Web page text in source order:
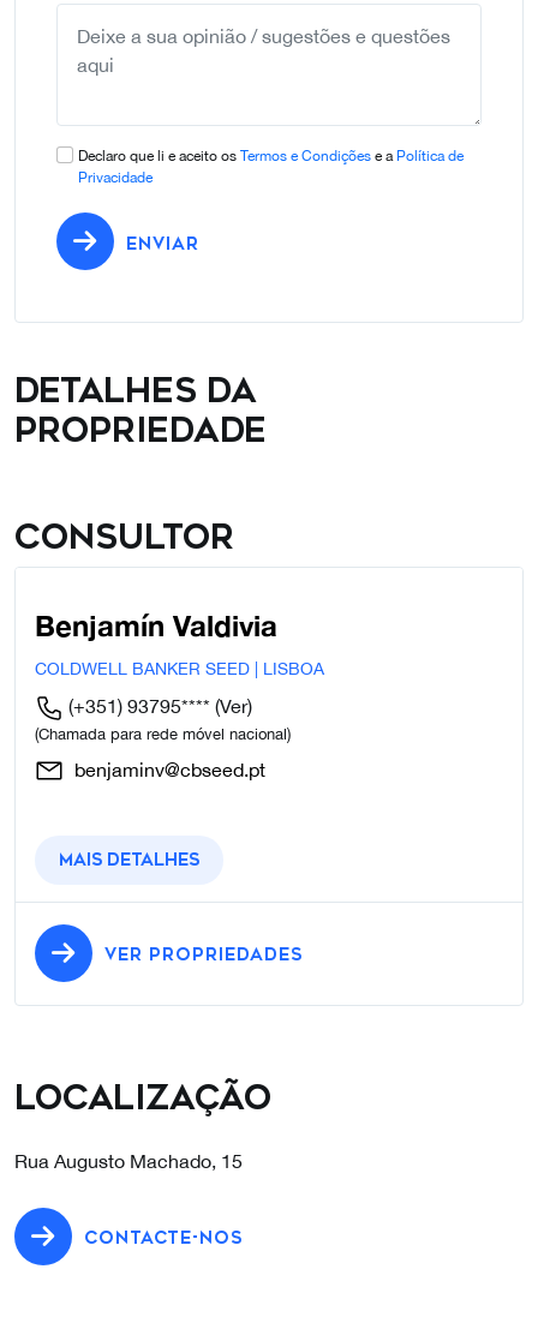
Declaro que li e aceito os Termos e Condições e a Política de
Privacidade
ENVIAR
Detalhes da
propriedade
Consultor
Benjamín Valdivia
COLDWELL BANKER SEED | LISBOA
(+351) 93795**** (Ver)
(Chamada para rede móvel nacional)
benjaminv@cbseed.pt
Mais detalhes
VER PROPRIEDADES
Localização
Rua Augusto Machado, 15
CONTACTE-NOS